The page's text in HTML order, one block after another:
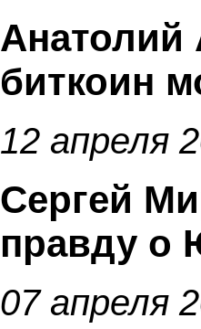
Анатолий
биткоин
12 апреля
Сергей
правду о
07 апреля